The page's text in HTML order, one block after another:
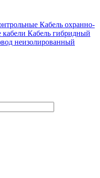
Кабель охранно-
Кабель гибридный
неизолированный